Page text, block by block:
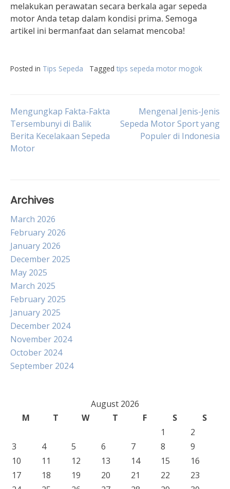
melakukan perawatan secara berkala agar sepeda
motor Anda tetap dalam kondisi prima. Semoga
artikel ini bermanfaat dan selamat mencoba!
Posted in Tips Sepeda Tagged tips sepeda motor mogok
Post
navigation
Mengungkap Fakta-Fakta
Tersembunyi di Balik
Berita Kecelakaan Sepeda
Motor
Mengenal Jenis-Jenis
Sepeda Motor Sport yang
Populer di Indonesia
Archives
March 2026
February 2026
January 2026
December 2025
May 2025
March 2025
February 2025
January 2025
December 2024
November 2024
October 2024
September 2024
August 2026
M
T W T F S
S
1
2
3
4 5 6 7 8
9
10
11 12 13 14 15
16
17
18 19 20 21 22
23